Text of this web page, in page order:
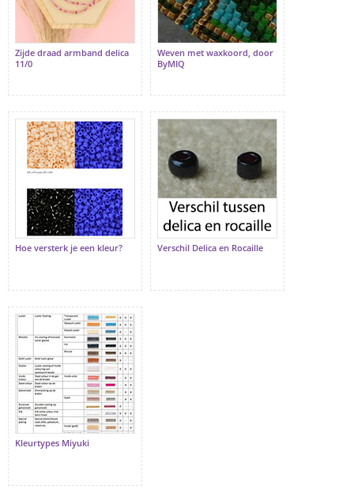
Zijde draad armband delica
11/0
Weven met waxkoord, door
ByMIQ
Hoe versterk je een kleur? Verschil Delica en Rocaille
Kleurtypes Miyuki